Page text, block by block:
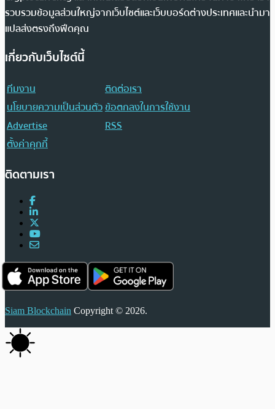
รวบรวมข้อมูลส่วนใหญ่จากเว็บไซต์และเว็บบอร์ดต่างประเทศและนำมา
แปลส่งตรงถึงฟีดคุณ
เกี่ยวกับเว็บไซต์นี้
ทีมงาน
ติดต่อเรา
นโยบายความเป็นส่วนตัวข้อตกลงในการใช้งาน
Advertise
RSS
ตั้งค่าคุกกี้
ติดตามเรา
Siam Blockchain Copyright © 2026.